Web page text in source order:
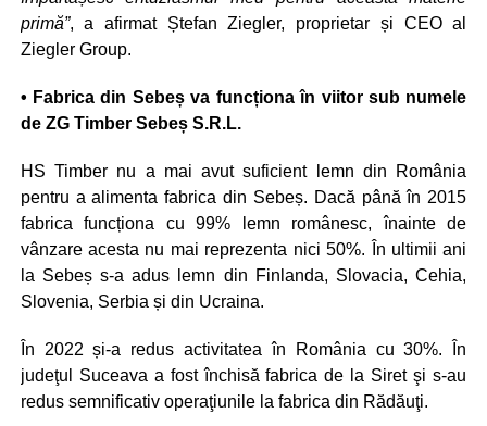
primă”, a afirmat Ștefan Ziegler, proprietar și CEO al
Ziegler Group.
• Fabrica din Sebeș va funcționa în viitor sub numele
de ZG Timber Sebeș S.R.L.
HS Timber nu a mai avut suficient lemn din România
pentru a alimenta fabrica din Sebeș. Dacă până în 2015
fabrica funcționa cu 99% lemn românesc, înainte de
vânzare acesta nu mai reprezenta nici 50%. În ultimii ani
la Sebeș s-a adus lemn din Finlanda, Slovacia, Cehia,
Slovenia, Serbia și din Ucraina.
În 2022 și-a redus activitatea în România cu 30%. În
judeţul Suceava a fost închisă fabrica de la Siret şi s-au
redus semnificativ operaţiunile la fabrica din Rădăuţi.